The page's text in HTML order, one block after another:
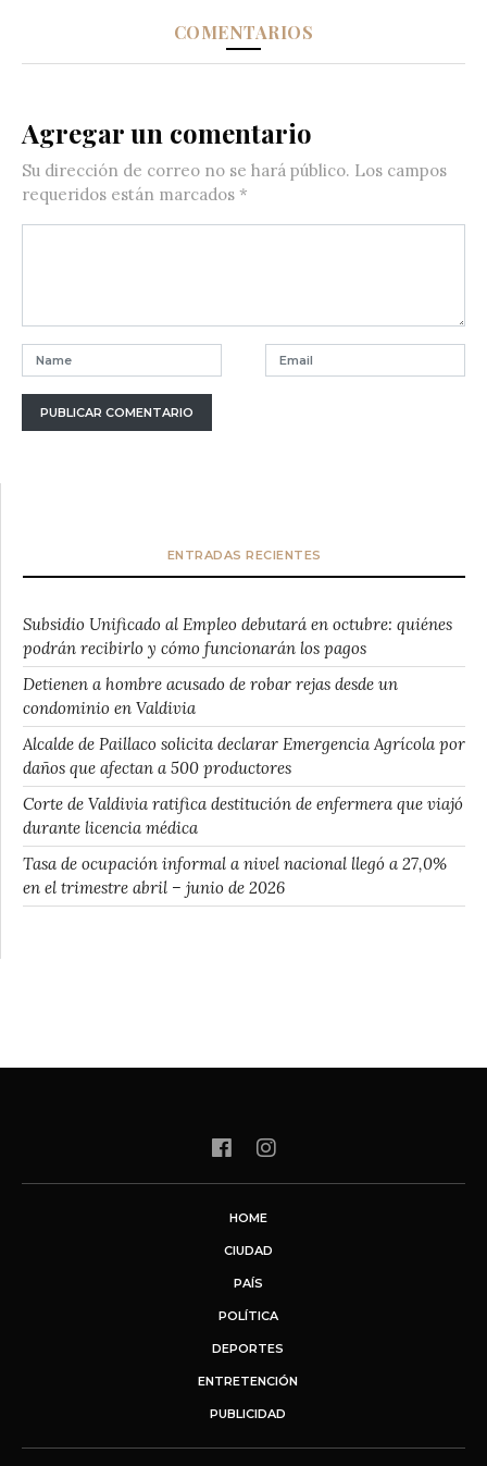
COMENTARIOS
Agregar un comentario
Su dirección de correo no se hará público. Los campos
requeridos están marcados *
ENTRADAS RECIENTES
Subsidio Unificado al Empleo debutará en octubre: quiénes
podrán recibirlo y cómo funcionarán los pagos
Detienen a hombre acusado de robar rejas desde un
condominio en Valdivia
Alcalde de Paillaco solicita declarar Emergencia Agrícola por
daños que afectan a 500 productores
Corte de Valdivia ratifica destitución de enfermera que viajó
durante licencia médica
Tasa de ocupación informal a nivel nacional llegó a 27,0%
en el trimestre abril – junio de 2026
HOME
CIUDAD
PAÍS
POLÍTICA
DEPORTES
ENTRETENCIÓN
PUBLICIDAD